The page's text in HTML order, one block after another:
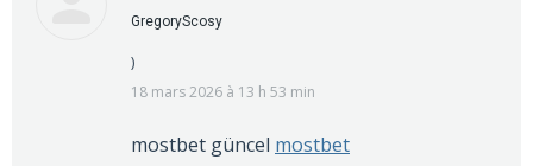
GregoryScosy
)
18 mars 2026 à 13 h 53 min
mostbet güncel mostbet